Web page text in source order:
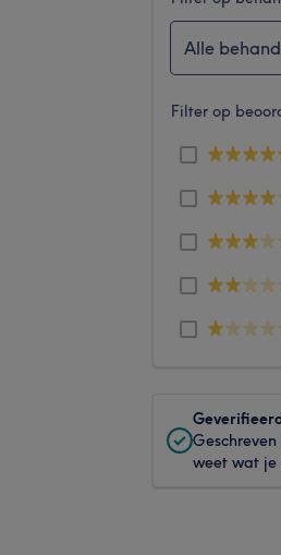
Alle
Filter op
weet wat je